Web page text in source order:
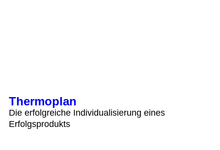
Thermoplan
Die erfolgreiche Individualisierung eines
Erfolgsprodukts